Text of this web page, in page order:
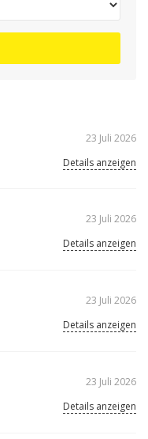
23 Juli 2026
Details anzeigen
23 Juli 2026
Details anzeigen
23 Juli 2026
Details anzeigen
23 Juli 2026
Details anzeigen